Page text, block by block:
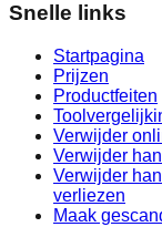
Snelle links
Startpagina
Prijzen
Productfeiten
Verwijder
Verwijder
Verwijder
verliezen
Maak